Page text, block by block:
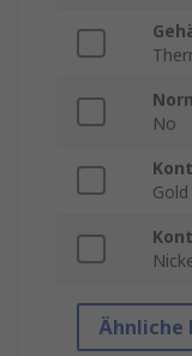
No
Gold
Ähnliche